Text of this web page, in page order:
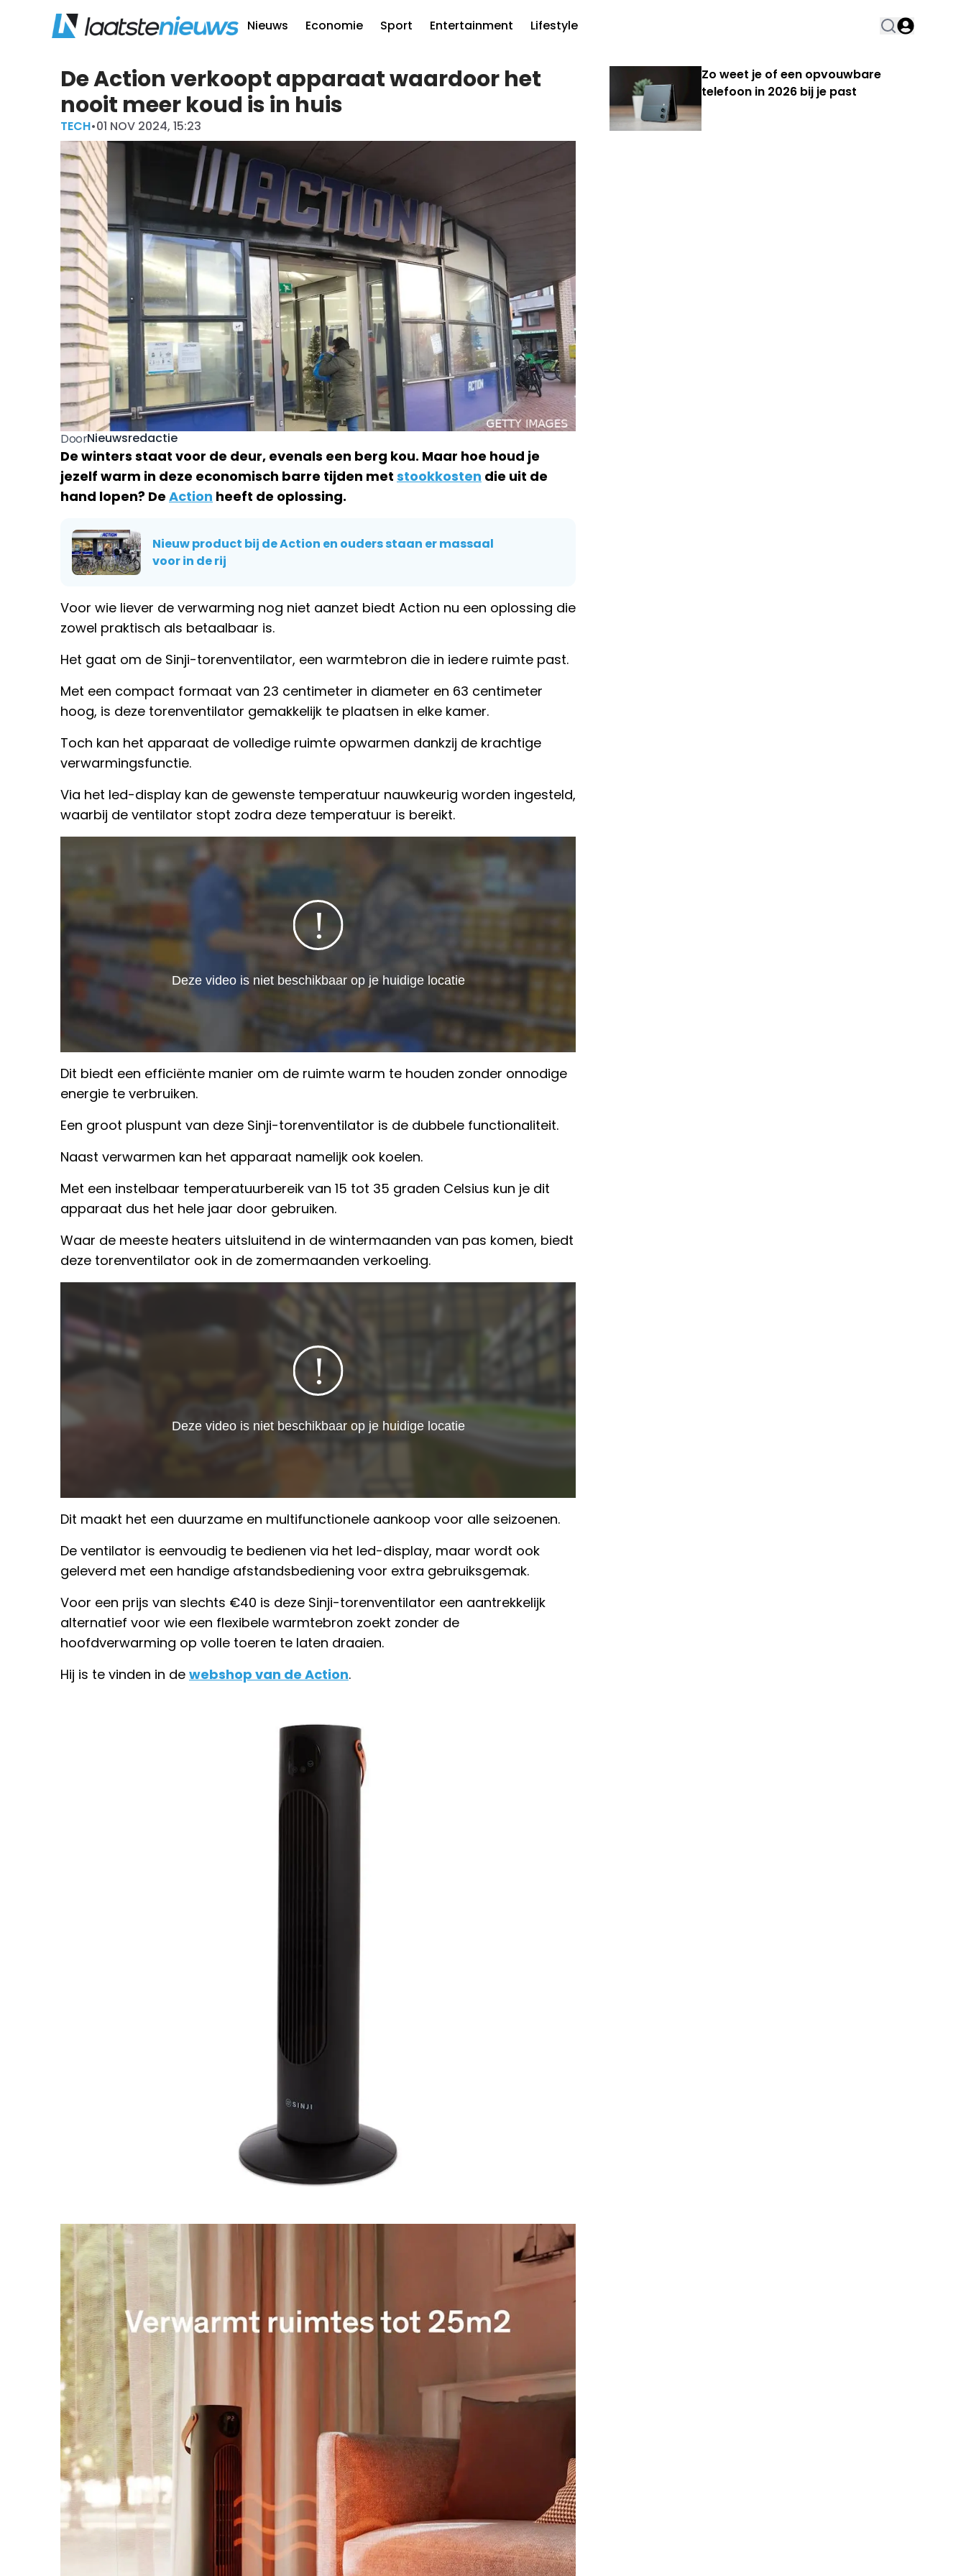
Nieuws Economie Sport Entertainment Lifestyle
De Action verkoopt apparaat waardoor het
nooit meer koud is in huis
TECH•01 NOV 2024, 15:23
DoorNieuwsredactie
De winters staat voor de deur, evenals een berg kou. Maar hoe houd je
jezelf warm in deze economisch barre tijden met stookkosten die uit de
hand lopen? De Action heeft de oplossing.
Nieuw product bij de Action en ouders staan er massaal
voor in de rij
Voor wie liever de verwarming nog niet aanzet biedt Action nu een oplossing die
zowel praktisch als betaalbaar is.
Het gaat om de Sinji-torenventilator, een warmtebron die in iedere ruimte past.
Met een compact formaat van 23 centimeter in diameter en 63 centimeter
hoog, is deze torenventilator gemakkelijk te plaatsen in elke kamer.
Toch kan het apparaat de volledige ruimte opwarmen dankzij de krachtige
verwarmingsfunctie.
Via het led-display kan de gewenste temperatuur nauwkeurig worden ingesteld,
waarbij de ventilator stopt zodra deze temperatuur is bereikt.
Dit biedt een efficiënte manier om de ruimte warm te houden zonder onnodige
energie te verbruiken.
Een groot pluspunt van deze Sinji-torenventilator is de dubbele functionaliteit.
Naast verwarmen kan het apparaat namelijk ook koelen.
Met een instelbaar temperatuurbereik van 15 tot 35 graden Celsius kun je dit
apparaat dus het hele jaar door gebruiken.
Waar de meeste heaters uitsluitend in de wintermaanden van pas komen, biedt
deze torenventilator ook in de zomermaanden verkoeling.
Dit maakt het een duurzame en multifunctionele aankoop voor alle seizoenen.
De ventilator is eenvoudig te bedienen via het led-display, maar wordt ook
geleverd met een handige afstandsbediening voor extra gebruiksgemak.
Voor een prijs van slechts €40 is deze Sinji-torenventilator een aantrekkelijk
alternatief voor wie een flexibele warmtebron zoekt zonder de
hoofdverwarming op volle toeren te laten draaien.
Hij is te vinden in de webshop van de Action.
Zo weet je of een opvouwbare
telefoon in 2026 bij je past